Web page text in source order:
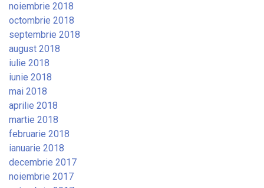
noiembrie 2018
octombrie 2018
septembrie 2018
august 2018
iulie 2018
iunie 2018
mai 2018
aprilie 2018
martie 2018
februarie 2018
ianuarie 2018
decembrie 2017
noiembrie 2017